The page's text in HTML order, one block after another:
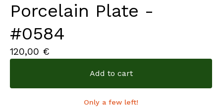
Porcelain Plate -
#0584
120,00 €
Add to cart
Only a few left!